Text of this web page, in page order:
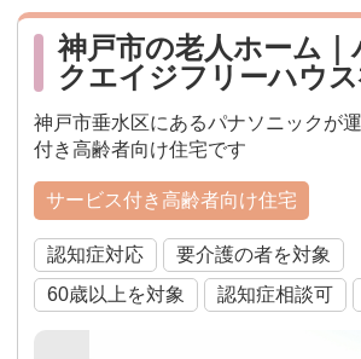
神戸市の老人ホーム｜
クエイジフリーハウ
神戸市垂水区にあるパナソニックが
付き高齢者向け住宅です
サービス付き高齢者向け住宅
認知症対応
要介護の者を対象
60歳以上を対象
認知症相談可